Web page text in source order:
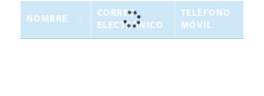
NOMBRE
CORREO
ELECTRÓNICO
TELÉFONO
MÓVIL